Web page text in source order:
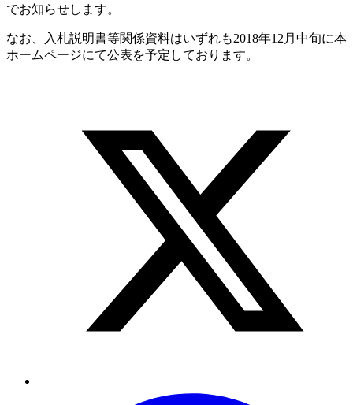
でお知らせします。
なお、入札説明書等関係資料はいずれも2018年12月中旬に本
ホームページにて公表を予定しております。